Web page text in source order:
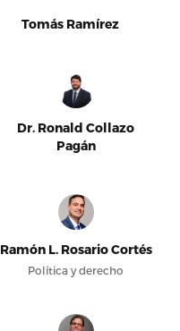
Tomás Ramírez
Dr. Ronald Collazo
Pagán
Ramón L. Rosario Cortés
Política y derecho